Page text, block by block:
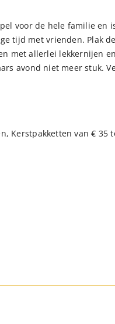
voor de hele familie en
tijd met vrienden. Plak
met allerlei lekkernijen
avond niet meer stuk.
, Kerstpakketten van € 35